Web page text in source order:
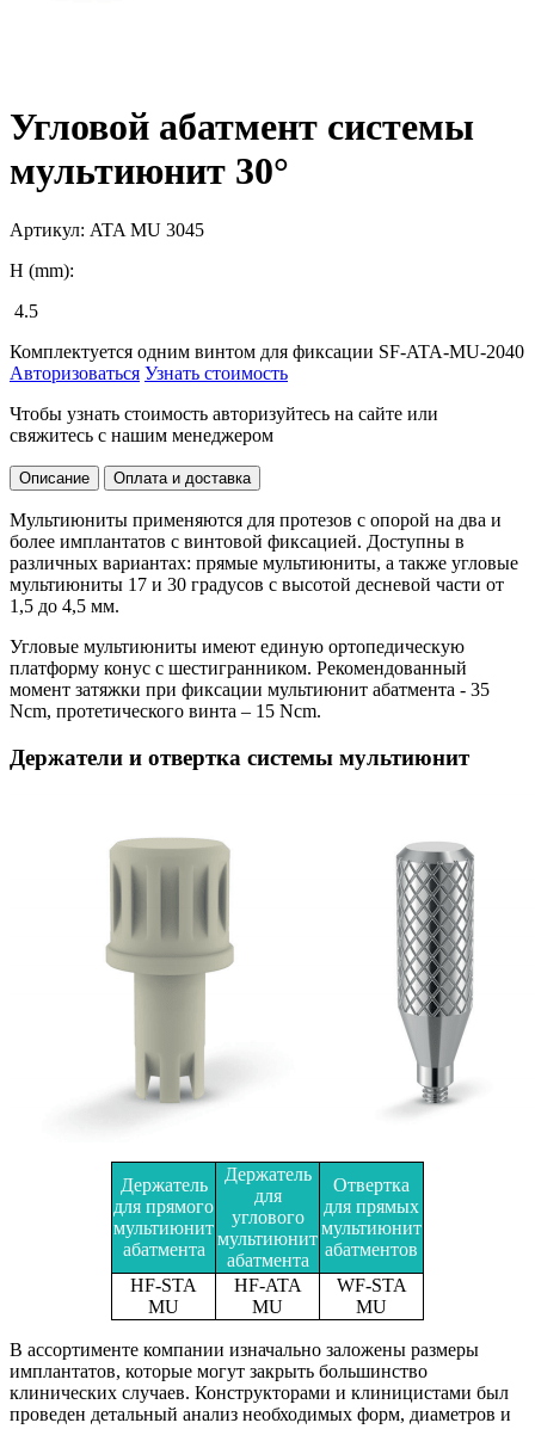
Угловой абатмент системы
мультиюнит 30°
Артикул: ATA MU 3045
H (mm):
4.5
Комплектуется одним винтом для фиксации SF-ATA-MU-2040
Авторизоваться Узнать стоимость
Чтобы узнать стоимость авторизуйтесь на сайте или
свяжитесь с нашим менеджером
Описание Оплата и доставка
Мультиюниты применяются для протезов с опорой на два и
более имплантатов с винтовой фиксацией. Доступны в
различных вариантах: прямые мультиюниты, а также угловые
мультиюниты 17 и 30 градусов с высотой десневой части от
1,5 до 4,5 мм.
Угловые мультиюниты имеют единую ортопедическую
платформу конус с шестигранником. Рекомендованный
момент затяжки при фиксации мультиюнит абатмента - 35
Ncm, протетического винта – 15 Ncm.
Держатели и отвертка системы мультиюнит
Держатель
для прямого
мультиюнит
абатмента
Держатель
для
углового
мультиюнит
абатмента
Отвертка
для прямых
мультиюнит
абатментов
HF-STA
MU
HF-ATA
MU
WF-STA
MU
В ассортименте компании изначально заложены размеры
имплантатов, которые могут закрыть большинство
клинических случаев. Конструкторами и клиницистами был
проведен детальный анализ необходимых форм, диаметров и